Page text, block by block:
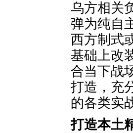
乌方相关
弹为纯自
西方制式
基础上改
合当下战
打造，充
的各类实
打造本土